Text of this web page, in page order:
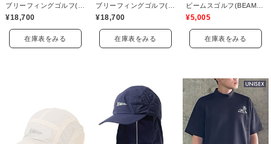
¥18,700
在庫表をみる
¥18,700
在庫表をみる
¥5,005
在庫表をみる